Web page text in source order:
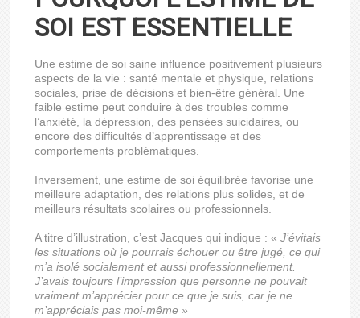
SOI EST ESSENTIELLE
Une estime de soi saine influence positivement plusieurs
aspects de la vie : santé mentale et physique, relations
sociales, prise de décisions et bien-être général. Une
faible estime peut conduire à des troubles comme
l’anxiété, la dépression, des pensées suicidaires, ou
encore des difficultés d’apprentissage et des
comportements problématiques.
Inversement, une estime de soi équilibrée favorise une
meilleure adaptation, des relations plus solides, et de
meilleurs résultats scolaires ou professionnels.
A titre d’illustration, c’est Jacques qui indique : «J’évitais
les situations où je pourrais échouer ou être jugé, ce qui
m’a isolé socialement et aussi professionnellement.
J’avais toujours l’impression que personne ne pouvait
vraiment m’apprécier pour ce que je suis, car je ne
m’appréciais pas moi-même »